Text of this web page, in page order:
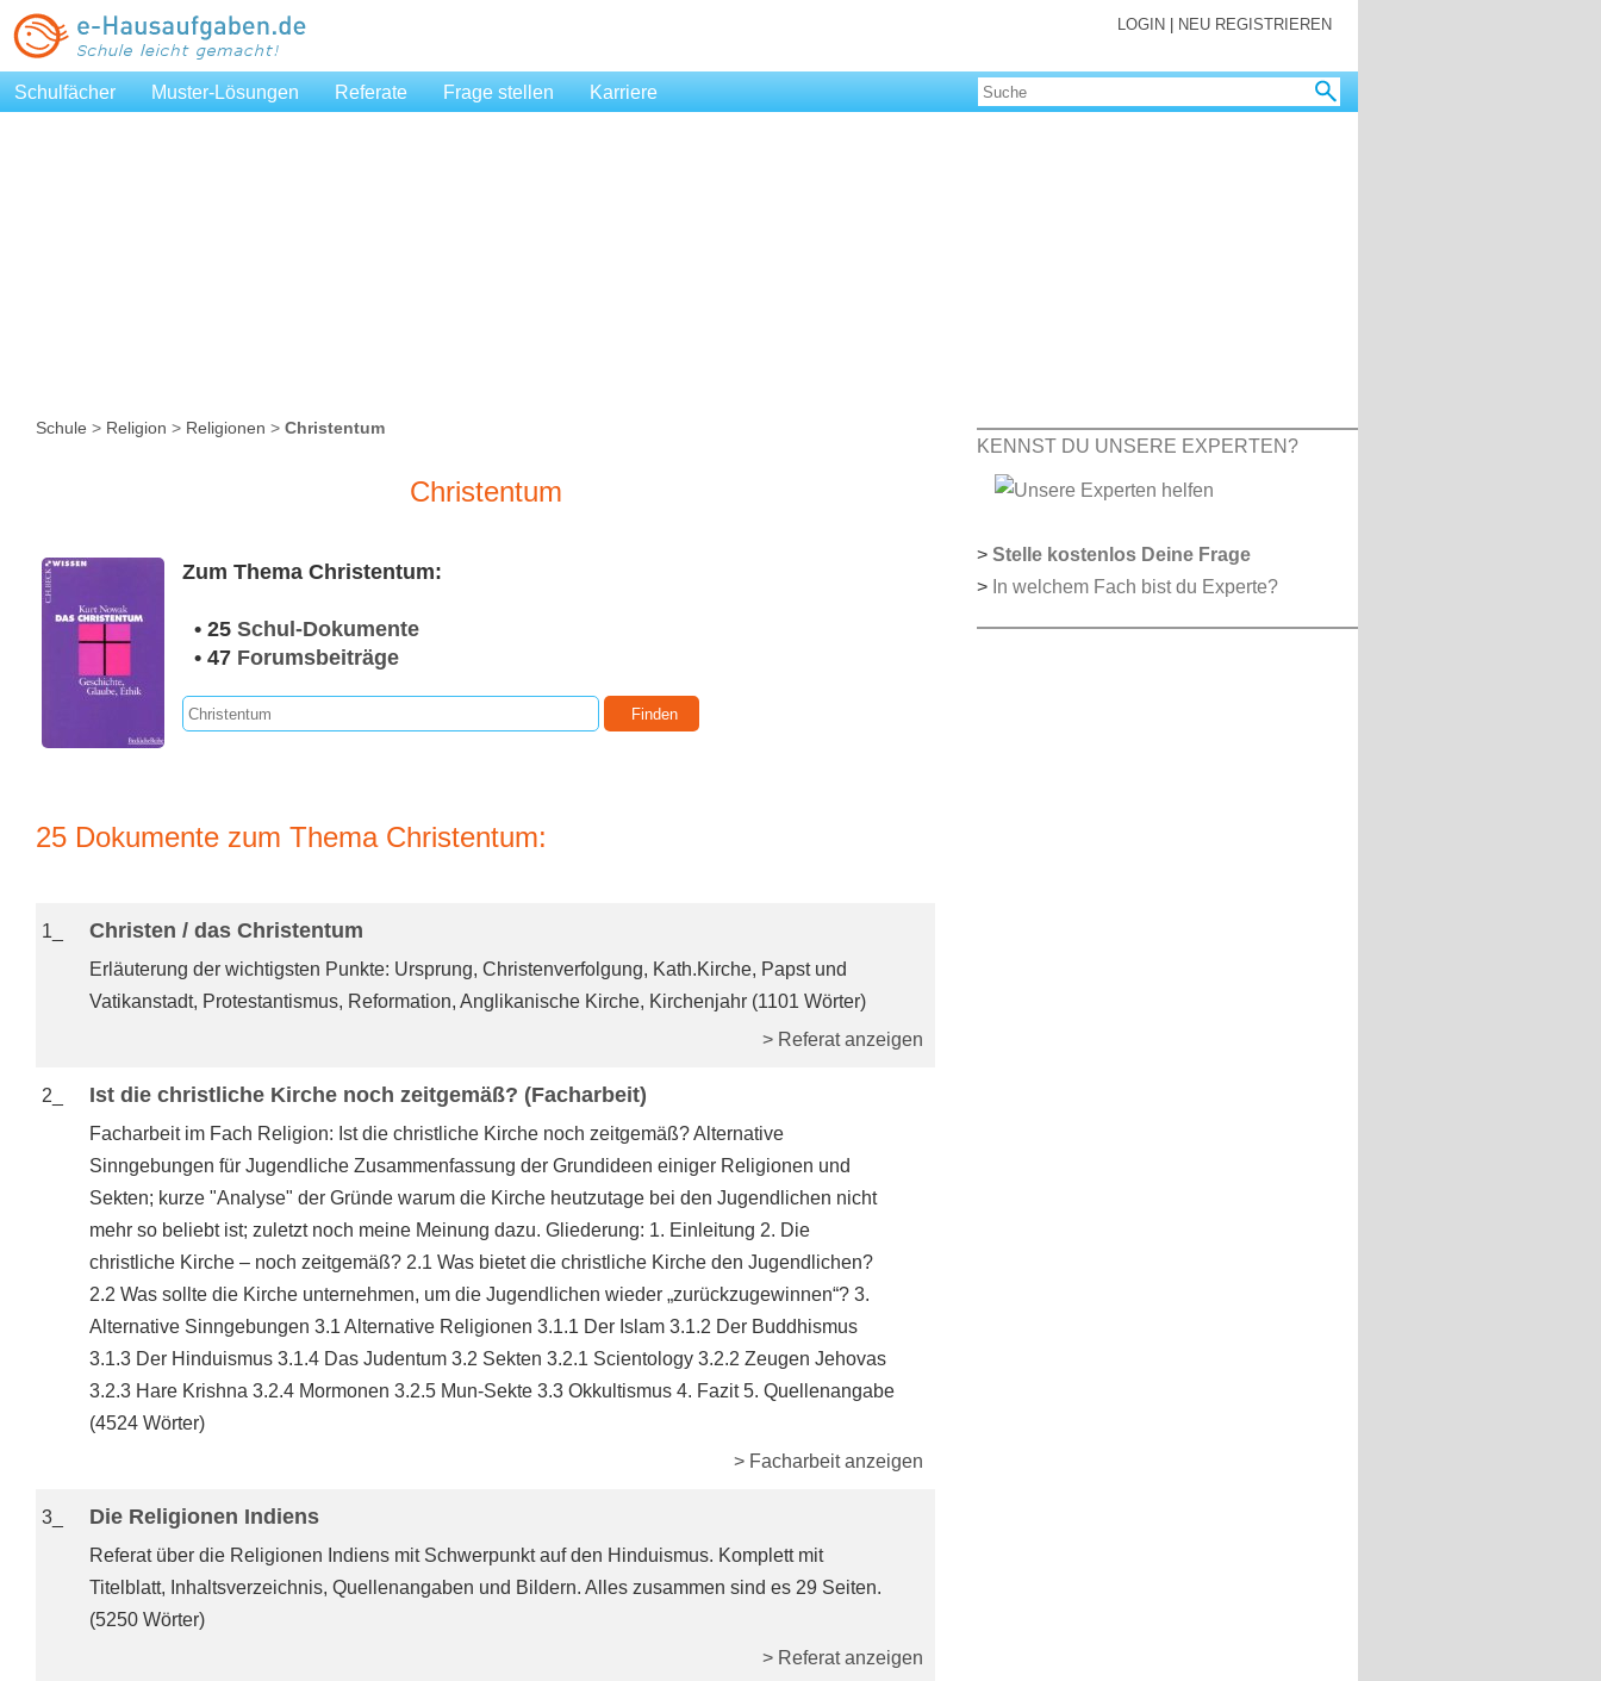
LOGIN NEU REGISTRIEREN
Schulfächer Muster-Lösungen Referate Frage stellen Karriere
Schule > Religion > Religionen > Christentum
Christentum
Zum Thema Christentum:
• 25 Schul-Dokumente
• 47 Forumsbeiträge
25 Dokumente zum Thema Christentum:
1_ Christen / das Christentum
Erläuterung der wichtigsten Punkte: Ursprung, Christenverfolgung, Kath.Kirche, Papst und
Vatikanstadt, Protestantismus, Reformation, Anglikanische Kirche, Kirchenjahr (1101 Wörter)
> Referat anzeigen
2_ Ist die christliche Kirche noch zeitgemäß? (Facharbeit)
Facharbeit im Fach Religion: Ist die christliche Kirche noch zeitgemäß? Alternative
Sinngebungen für Jugendliche Zusammenfassung der Grundideen einiger Religionen und
Sekten; kurze "Analyse" der Gründe warum die Kirche heutzutage bei den Jugendlichen nicht
mehr so beliebt ist; zuletzt noch meine Meinung dazu. Gliederung: 1. Einleitung 2. Die
christliche Kirche – noch zeitgemäß? 2.1 Was bietet die christliche Kirche den Jugendlichen?
2.2 Was sollte die Kirche unternehmen, um die Jugendlichen wieder „zurückzugewinnen“? 3.
Alternative Sinngebungen 3.1 Alternative Religionen 3.1.1 Der Islam 3.1.2 Der Buddhismus
3.1.3 Der Hinduismus 3.1.4 Das Judentum 3.2 Sekten 3.2.1 Scientology 3.2.2 Zeugen Jehovas
3.2.3 Hare Krishna 3.2.4 Mormonen 3.2.5 Mun-Sekte 3.3 Okkultismus 4. Fazit 5. Quellenangabe
(4524 Wörter)
> Facharbeit anzeigen
3_ Die Religionen Indiens
Referat über die Religionen Indiens mit Schwerpunkt auf den Hinduismus. Komplett mit
Titelblatt, Inhaltsverzeichnis, Quellenangaben und Bildern. Alles zusammen sind es 29 Seiten.
(5250 Wörter)
> Referat anzeigen
KENNST DU UNSERE EXPERTEN?
> Stelle kostenlos Deine Frage
> In welchem Fach bist du Experte?